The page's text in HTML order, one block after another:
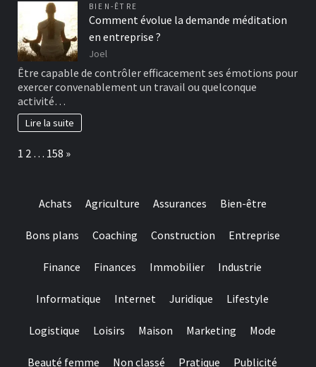
BIEN-ÊTRE
Comment évolue la demande méditation
en entreprise ?
Joel
Être capable de contrôler efficacement ses émotions pour
exercer convenablement un travail ou quelconque
activité…
Lire la suite
Page:
1 2 … 158 Next
»
Achats Agriculture Assurances Bien-être
Bons plans Coaching Construction Entreprise
Finance Finances Immobilier Industrie
Informatique Internet Juridique Lifestyle
Logistique Loisirs Maison Marketing Mode
Beauté femme Non classé Pratique Publicité